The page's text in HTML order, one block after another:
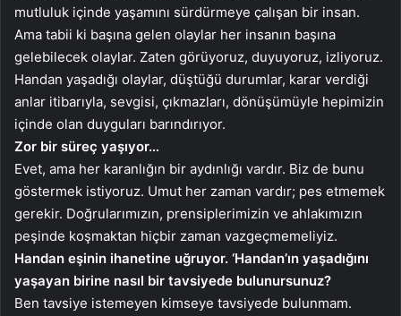
mutluluk içinde yaşamını sürdürmeye çalışan bir insan.
Ama tabii ki başına gelen olaylar her insanın başına
gelebilecek olaylar. Zaten görüyoruz, duyuyoruz, izliyoruz.
Handan yaşadığı olaylar, düştüğü durumlar, karar verdiği
anlar itibarıyla, sevgisi, çıkmazları, dönüşümüyle hepimizin
içinde olan duyguları barındırıyor.
Zor bir süreç yaşıyor…
Evet, ama her karanlığın bir aydınlığı vardır. Biz de bunu
göstermek istiyoruz. Umut her zaman vardır; pes etmemek
gerekir. Doğrularımızın, prensiplerimizin ve ahlakımızın
peşinde koşmaktan hiçbir zaman vazgeçmemeliyiz.
Handan eşinin ihanetine uğruyor. ‘Handan’ın yaşadığını
yaşayan birine nasıl bir tavsiyede bulunursunuz?
Ben tavsiye istemeyen kimseye tavsiyede bulunmam.